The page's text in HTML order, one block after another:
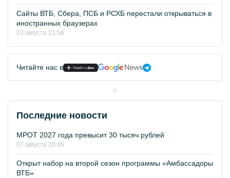
Сайты ВТБ, Сбера, ПСБ и РСХБ перестали открываться в
иностранных браузерах
03 августа 21:56
Читайте нас в
Последние новости
МРОТ 2027 года превысит 30 тысяч рублей
07 августа 20:46
Открыт набор на второй сезон программы «Амбассадоры
ВТБ»